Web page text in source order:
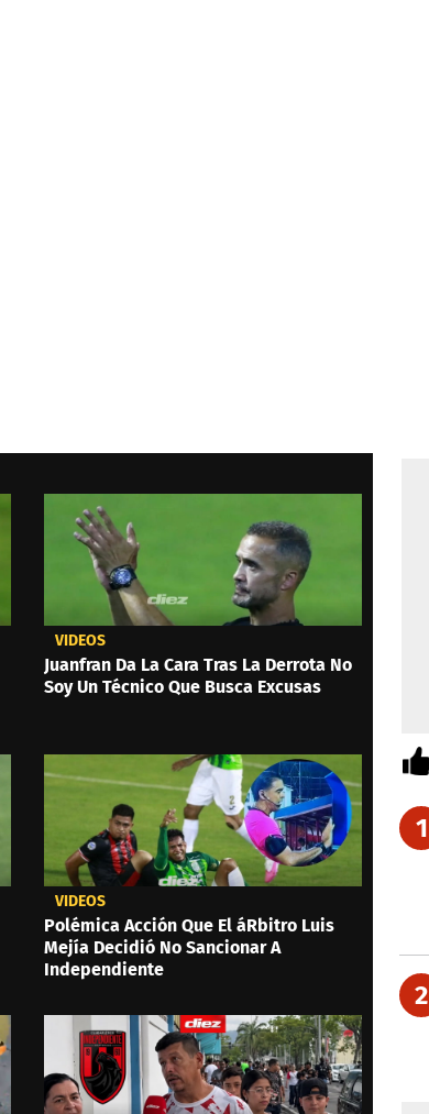
VIDEOS
Juanfran Da La Cara Tras La Derrota No
Soy Un Técnico Que Busca Excusas
VIDEOS
Polémica Acción Que El áRbitro Luis
Mejía Decidió No Sancionar A
Independiente
1
2